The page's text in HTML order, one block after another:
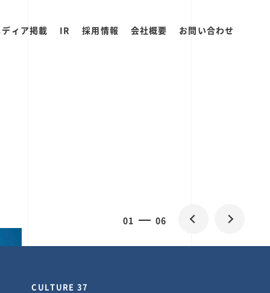
ィア掲載 IR 採用情報 会社概要 お問い合わせ
01 06
CULTURE 37